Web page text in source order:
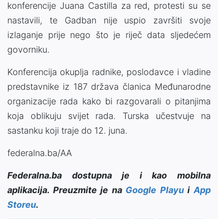
konferencije Juana Castilla za red, protesti su se
nastavili, te Gadban nije uspio završiti svoje
izlaganje prije nego što je riječ data sljedećem
govorniku.
Konferencija okuplja radnike, poslodavce i vladine
predstavnike iz 187 država članica Međunarodne
organizacije rada kako bi razgovarali o pitanjima
koja oblikuju svijet rada. Turska učestvuje na
sastanku koji traje do 12. juna.
federalna.ba/AA
Federalna.ba dostupna je i kao mobilna
aplikacija. Preuzmite je na Google PlayuiApp
Storeu.